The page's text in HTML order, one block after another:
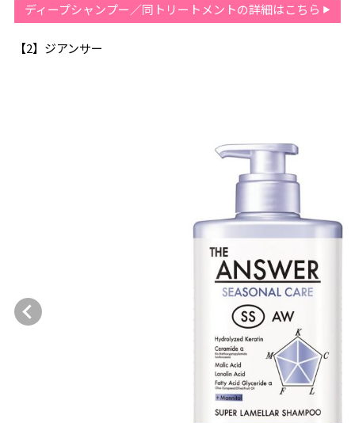
ディープシャンプー／同トリートメントの詳細はこちら
【2】ジアンサー